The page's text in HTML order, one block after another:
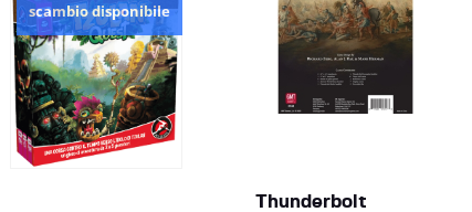
scambio disponibile
Thunderbolt